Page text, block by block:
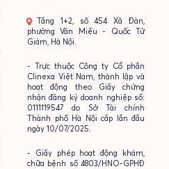
- Tầng 1+2, số 454 Xã Đàn,
phường Văn Miếu - Quốc Tử
Giám, Hà Nội.
- Trực thuộc Công ty Cổ phần
Clinexa Việt Nam, thành lập và
hoạt động theo Giấy chứng
nhận đăng ký doanh nghiệp số:
0111119547 do Sở Tài chính
Thành phố Hà Nội cấp lần đầu
ngày 10/07/2025.
- Giấy phép hoạt động khám,
chữa bệnh số 4803/HNO-GPHĐ